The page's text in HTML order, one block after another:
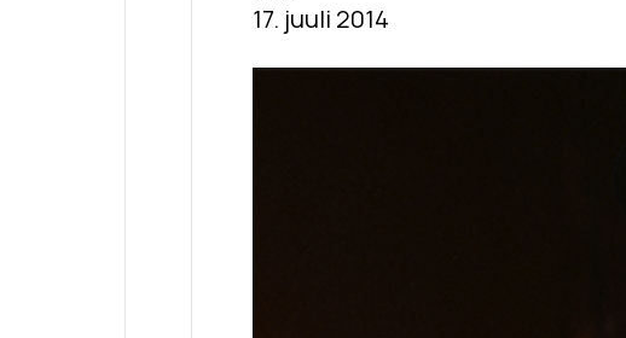
17. juuli 2014